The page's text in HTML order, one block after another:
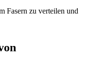
Fasern zu verteilen und